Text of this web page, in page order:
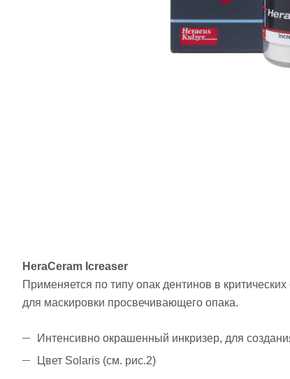
HeraCeram Icreaser
Применяется по типу опак дентинов в
для маскировки просвечивающего опака.
Интенсивно окрашенный инкризер, для
Цвет Solaris (см. рис.2)